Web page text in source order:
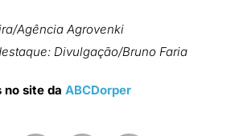
Agência Agrovenki
Divulgação/Bruno Faria
no site da ABCDorper